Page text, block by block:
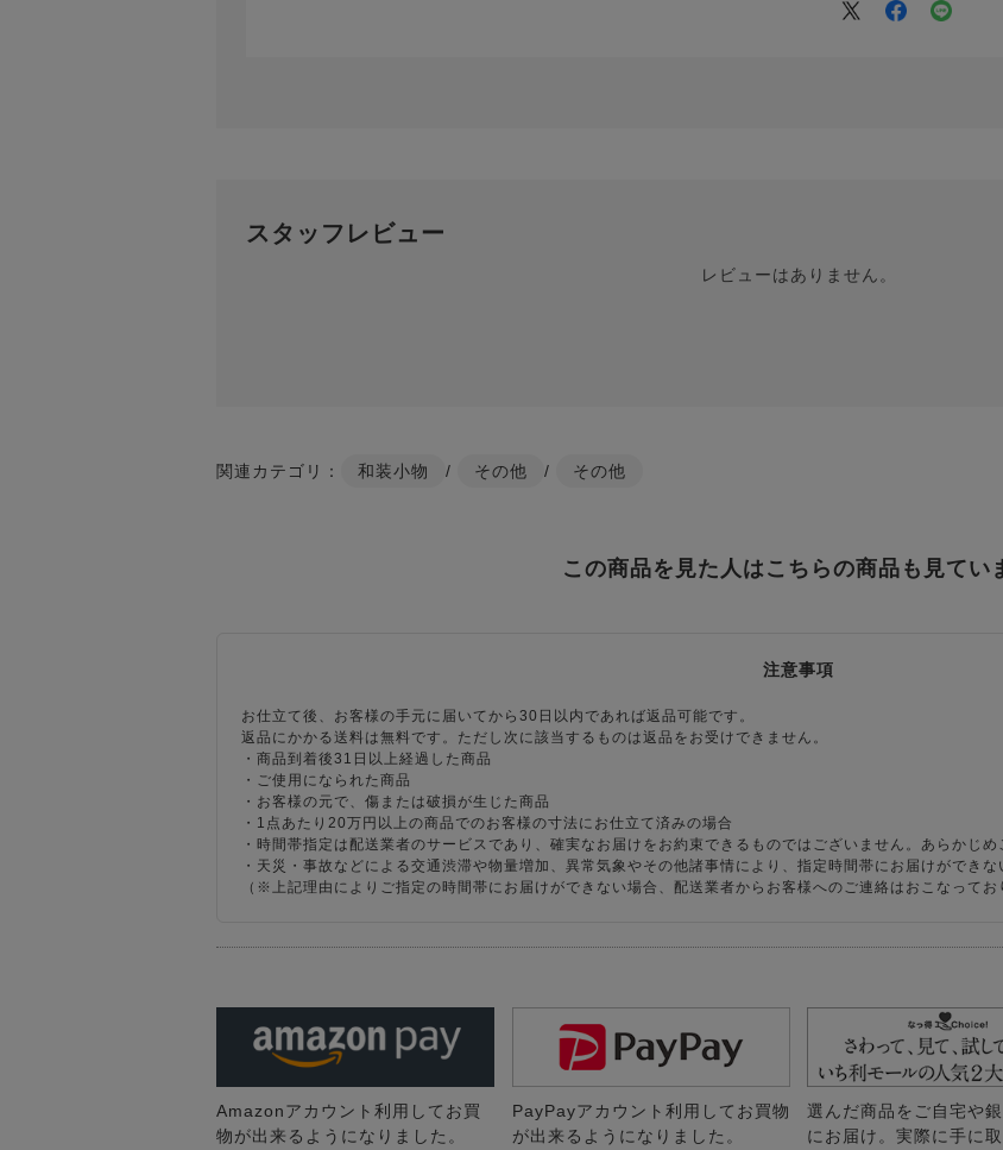
スタッフレビュー
レビューはありません。
関連カテゴリ： 和装小物 / その他 / その他
この商品を見た人はこちらの商品も見てい
注意事項
お仕立て後、お客様の手元に届いてから30日以内であれば返品可能です。
返品にかかる送料は無料です。ただし次に該当するものは返品をお受けできません。
・商品到着後31日以上経過した商品
・ご使用になられた商品
・お客様の元で、傷または破損が生じた商品
・1点あたり20万円以上の商品でのお客様の寸法にお仕立て済みの場合
・時間帯指定は配送業者のサービスであり、確実なお届けをお約束できるものではございません。あらかじめ
・天災・事故などによる交通渋滞や物量増加、異常気象やその他諸事情により、指定時間帯にお届けができな
（※上記理由によりご指定の時間帯にお届けができない場合、配送業者からお客様へのご連絡はおこなってお
Amazonアカウント利用してお買
物が出来るようになりました。
PayPayアカウント利用してお買物
が出来るようになりました。
選んだ商品をご自宅や
にお届け。実際に手に